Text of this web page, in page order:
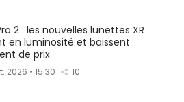
2 : les nouvelles lunettes XR
en luminosité et baissent
de prix
2026 • 15:30 10